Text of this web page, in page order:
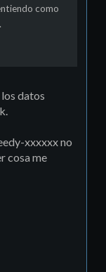
como
datos
xxxxxx no
cosa me